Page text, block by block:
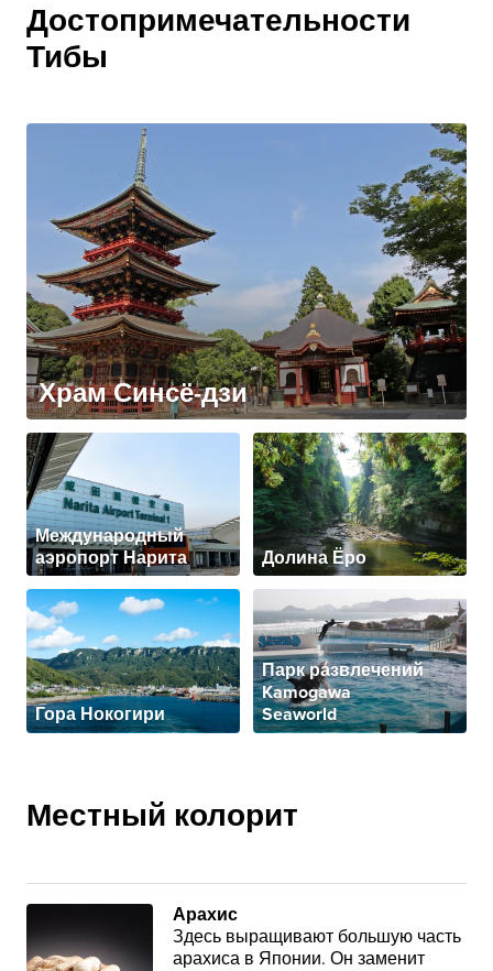
Достопримечательности
Тибы
Храм Синсё-дзи
Международный
аэропорт Нарита
Долина Ёро
Гора Нокогири
Парк развлечений
Kamogawa
Seaworld
Местный колорит
Арахис
Здесь выращивают большую часть
арахиса в Японии. Он заменит